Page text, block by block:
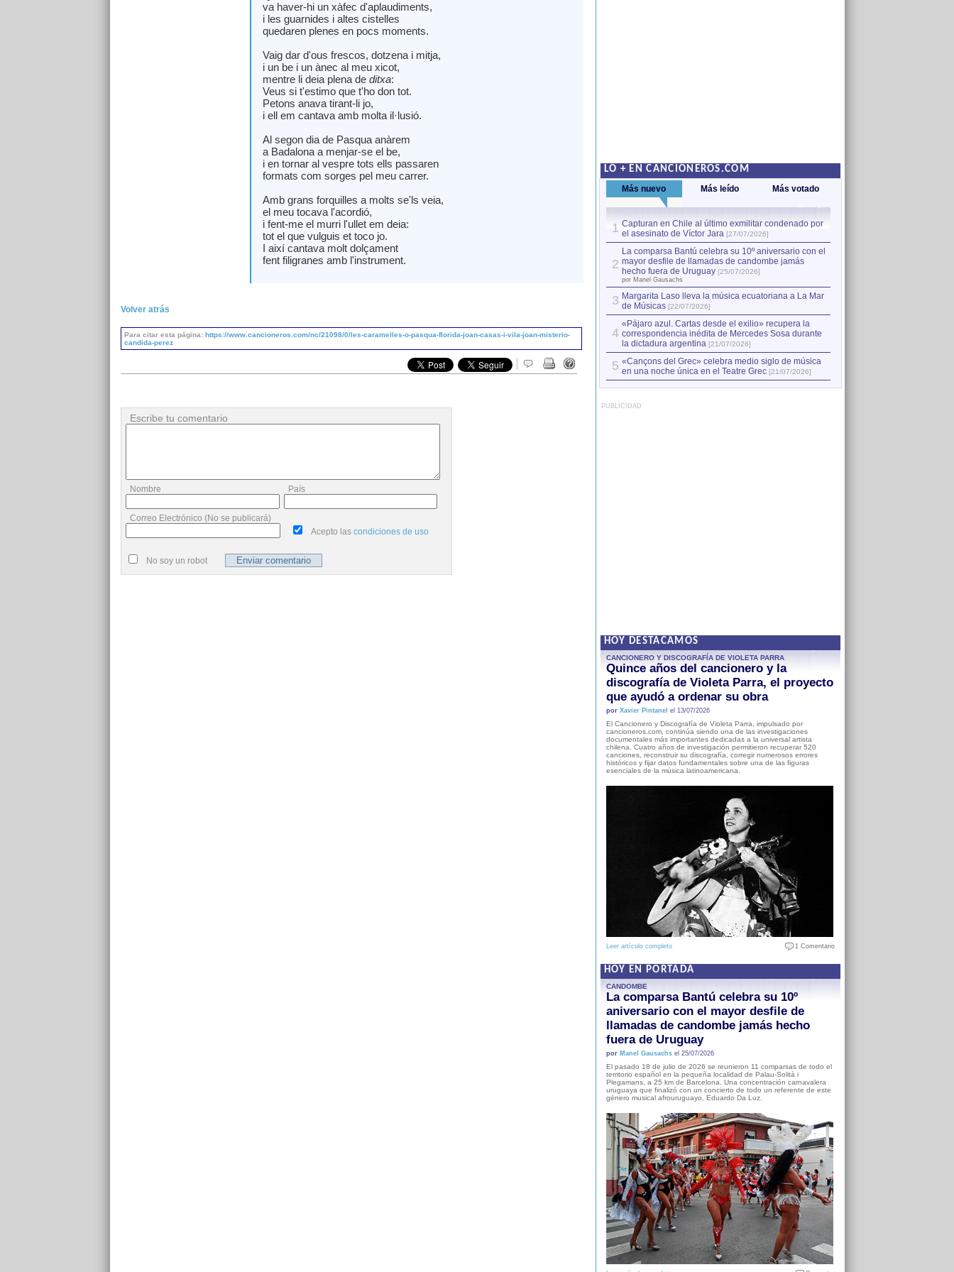
va haver-hi un xàfec d'aplaudiments,
i les guarnides i altes cistelles
quedaren plenes en pocs moments.
Vaig dar d'ous frescos, dotzena i mitja,
i un be i un ànec al meu xicot,
mentre li deia plena de ditxa:
Veus si t'estimo que t'ho don tot.
Petons anava tirant-li jo,
i ell em cantava amb molta il·lusió.
Al segon dia de Pasqua anàrem
a Badalona a menjar-se el be,
i en tornar al vespre tots ells passaren
formats com sorges pel meu carrer.
Amb grans forquilles a molts se'ls veia,
el meu tocava l'acordió,
i fent-me el murri l'ullet em deia:
tot el que vulguis et toco jo.
I així cantava molt dolçament
fent filigranes amb l'instrument.
Volver atrás
Para citar esta página: https://www.cancioneros.com/nc/21098/0/les-caramelles-o-pasqua-florida-joan-casas-i-vila-joan-misterio-
candida-perez
Escribe tu comentario
Nombre País
Correo Electrónico (No se publicará)
Acepto las condiciones de uso
No soy un robot
LO + EN CANCIONEROS.COM
Más nuevo Más leído Más votado
1 Capturan en Chile al último exmilitar condenado por
el asesinato de Víctor Jara [27/07/2026]
2
La comparsa Bantú celebra su 10º aniversario con el
mayor desfile de llamadas de candombe jamás
hecho fuera de Uruguay [25/07/2026]
por Manel Gausachs
3 Margarita Laso lleva la música ecuatoriana a La Mar
de Músicas [22/07/2026]
4
«Pájaro azul. Cartas desde el exilio» recupera la
correspondencia inédita de Mercedes Sosa durante
la dictadura argentina [21/07/2026]
5 «Cançons del Grec» celebra medio siglo de música
en una noche única en el Teatre Grec [21/07/2026]
PUBLICIDAD
HOY DESTACAMOS
CANCIONERO Y DISCOGRAFÍA DE VIOLETA PARRA
Quince años del cancionero y la
discografía de Violeta Parra, el proyecto
que ayudó a ordenar su obra
por Xavier Pintanel el 13/07/2026
El Cancionero y Discografía de Violeta Parra, impulsado por
cancioneros.com, continúa siendo una de las investigaciones
documentales más importantes dedicadas a la universal artista
chilena. Cuatro años de investigación permitieron recuperar 520
canciones, reconstruir su discografía, corregir numerosos errores
históricos y fijar datos fundamentales sobre una de las figuras
esenciales de la música latinoamericana.
Leer artículo completo 1 Comentario
HOY EN PORTADA
CANDOMBE
La comparsa Bantú celebra su 10º
aniversario con el mayor desfile de
llamadas de candombe jamás hecho
fuera de Uruguay
por Manel Gausachsel 25/07/2026
El pasado 18 de julio de 2026 se reunieron 11 comparsas de todo el
territorio español en la pequeña localidad de Palau-Solità i
Plegamans, a 25 km de Barcelona. Una concentración carnavalera
uruguaya que finalizó con un concierto de todo un referente de este
género musical afrouruguayo, Eduardo Da Luz.